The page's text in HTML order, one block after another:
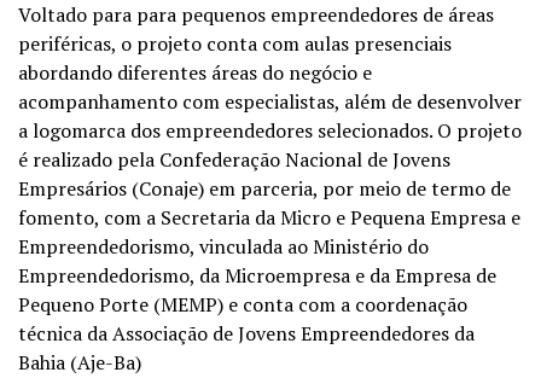
Voltado para para pequenos empreendedores de áreas
periféricas, o projeto conta com aulas presenciais
abordando diferentes áreas do negócio e
acompanhamento com especialistas, além de desenvolver
a logomarca dos empreendedores selecionados. O projeto
é realizado pela Confederação Nacional de Jovens
Empresários (Conaje) em parceria, por meio de termo de
fomento, com a Secretaria da Micro e Pequena Empresa e
Empreendedorismo, vinculada ao Ministério do
Empreendedorismo, da Microempresa e da Empresa de
Pequeno Porte (MEMP) e conta com a coordenação
técnica da Associação de Jovens Empreendedores da
Bahia (Aje-Ba)